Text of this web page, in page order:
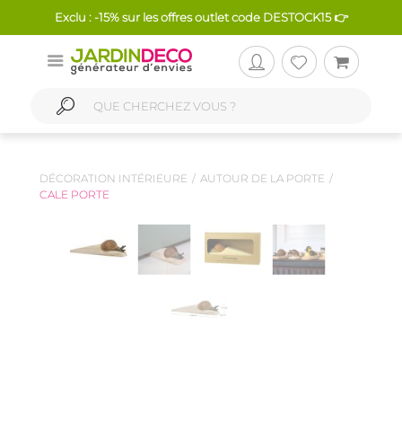
Exclu : -15% sur les offres outlet code DESTOCK15 👉
DÉCORATION INTÉRIEURE
AUTOUR DE LA PORTE
CALE PORTE